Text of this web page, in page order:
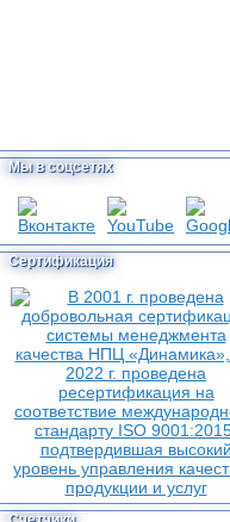
Мы в соцсетях
Сертификация